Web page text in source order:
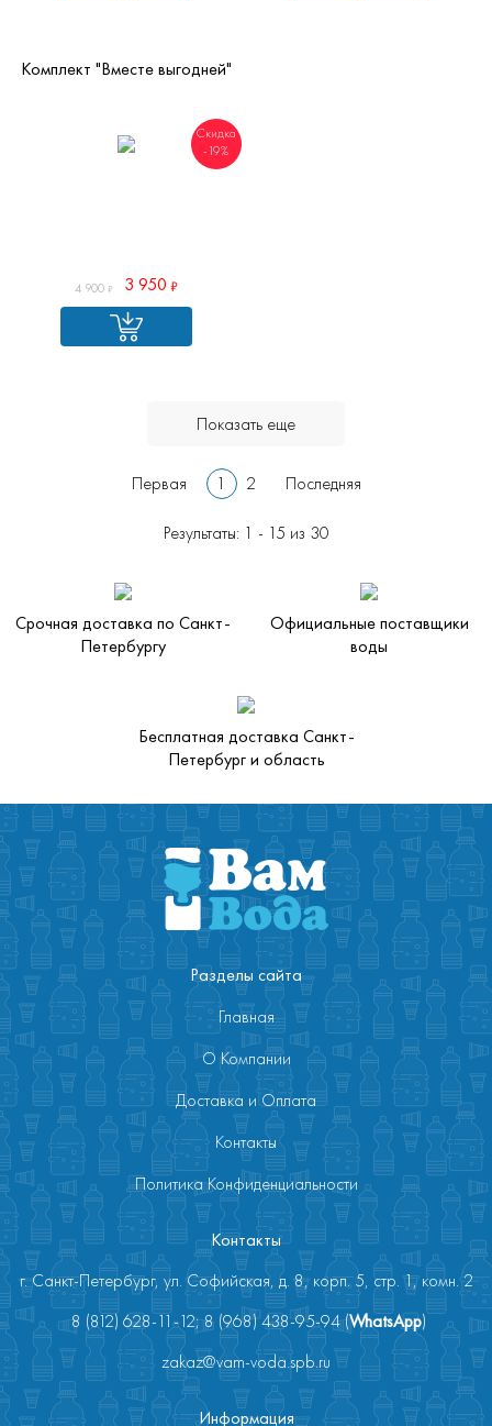
Комплект "Вместе выгодней"
4 900 3 950
Скидка
-19%
Показать еще
Первая 1 2 Последняя
Результаты: 1 - 15 из 30
Срочная доставка по Санкт-
Петербургу
Официальные поставщики
воды
Бесплатная доставка Санкт-
Петербург и область
Разделы сайта
Главная
О Компании
Доставка и Оплата
Контакты
Политика Конфиденциальности
Контакты
г. Санкт-Петербург, ул. Софийская, д. 8, корп. 5, стр. 1, комн. 2
8 (812) 628-11-12; 8 (968) 438-95-94 (WhatsApp)
zakaz@vam-voda.spb.ru
Информация